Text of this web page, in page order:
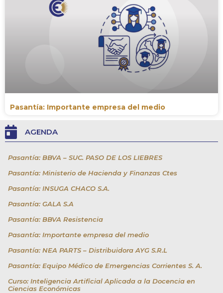
Pasantía: Importante empresa del medio
AGENDA
Pasantía: BBVA – SUC. PASO DE LOS LIEBRES
Pasantía: Ministerio de Hacienda y Finanzas Ctes
Pasantía: INSUGA CHACO S.A.
Pasantía: GALA S.A
Pasantía: BBVA Resistencia
Pasantía: Importante empresa del medio
Pasantía: NEA PARTS – Distribuidora AYG S.R.L
Pasantía: Equipo Médico de Emergencias Corrientes S. A.
Curso: Inteligencia Artificial Aplicada a la Docencia en
Ciencias Económicas